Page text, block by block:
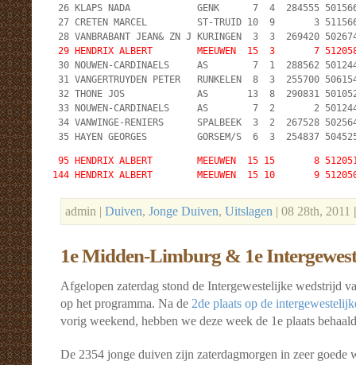
26 KLAPS NADA            GENK      7  4  284555
27 CRETEN MARCEL         ST-TRUID 10  9       3
29 HENDRIX ALBERT        MEEUWEN  15  3       7
30 NOUWEN-CARDINAELS     AS        7  1  288562
31 VANGERTRUYDEN PETER   RUNKELEN  8  3  255700
32 THONE JOS             AS       13  8  290831
33 NOUWEN-CARDINAELS     AS        7  2       2
34 VANWINGE-RENIERS      SPALBEEK  3  2  267528
35 HAYEN GEORGES         GORSEM/S  6  3  254837
95 HENDRIX ALBERT        MEEUWEN  15 15       8
144 HENDRIX ALBERT        MEEUWEN  15 10       9
admin | Duiven, Jonge Duiven, Uitslagen | 08 28th, 2011 |
1e Midden-Limburg & 1e
Afgelopen zaterdag stond de Intergewestelijke wedstrijd
op het programma. Na de 2de plaats op de
vorig weekend, hebben we deze week de 1e plaats
De 2354 jonge duiven zijn zaterdagmorgen in zeer goede